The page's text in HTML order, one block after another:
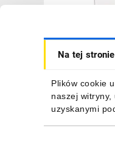
Na tej
Plików cookie
naszej
uzyskanymi
Rozdzielnica
1x11
294,02 zł